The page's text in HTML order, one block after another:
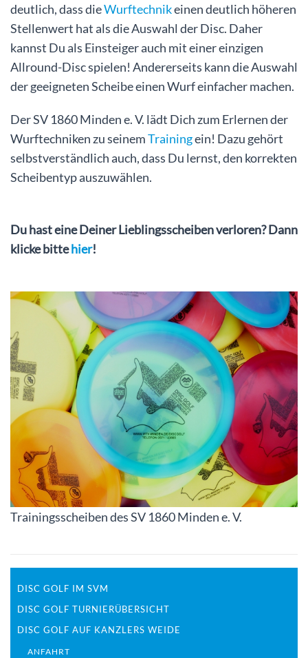
deutlich, dass dieWurftechnikeinen deutlich höheren
Stellenwert hat als die Auswahl der Disc. Daher
kannst Du als Einsteiger auch mit einer einzigen
Allround-Disc spielen! Andererseits kann die Auswahl
der geeigneten Scheibe einen Wurf einfacher machen.
Der SV 1860 Minden e. V. lädt Dich zum Erlernen der
Wurftechniken zu seinemTrainingein! Dazu gehört
selbstverständlich auch, dass Du lernst, den korrekten
Scheibentyp auszuwählen.
Du hast eine Deiner Lieblingsscheiben verloren? Dann
klicke bittehier!
Trainingsscheiben des SV 1860 Minden e. V.
DISC GOLF IM SVM
DISC GOLF TURNIERÜBERSICHT
DISC GOLF AUF KANZLERS WEIDE
ANFAHRT